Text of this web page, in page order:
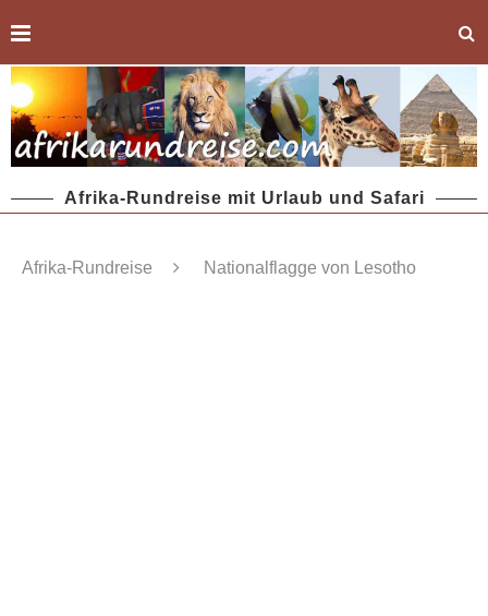
Afrika-Rundreise mit Urlaub und Safari
Afrika-Rundreise Nationalflagge von Lesotho